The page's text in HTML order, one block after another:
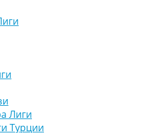
Лиги
Турции